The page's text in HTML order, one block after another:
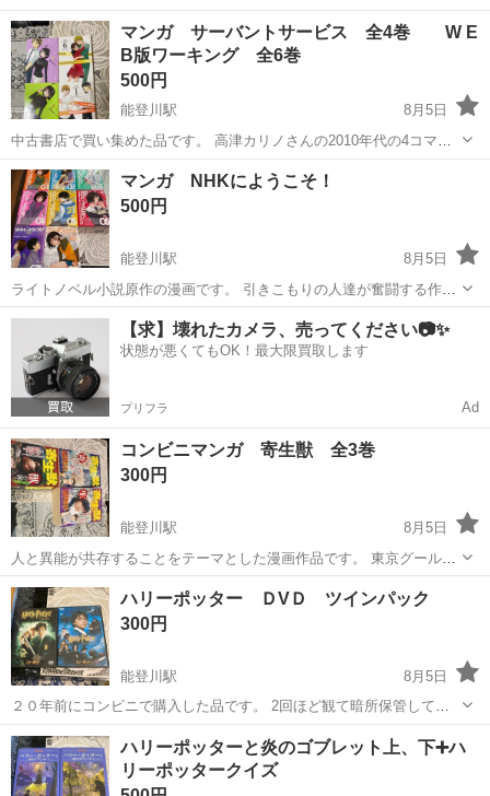
マンガ サーバントサービス 全4巻 W E
B版ワーキング 全6巻
500円
能登川駅
8月5日
中古書店で買い集めた品です。 高津カリノさんの2010年代の4コマ漫
画です。
滋賀 東近江市 能登川駅 マンガ、コミック、アニメ
マンガ NHKにようこそ！
500円
能登川駅
8月5日
ライトノベル小説原作の漫画です。 引きこもりの人達が奮闘する作品
です。 NHKは「日本引きこもり協会」の略称です。 涼宮ハルヒの憂鬱
が台頭するまではエヴァで有名な角川で売れていた作品です。 銀魂が
この作品のスタイルを...
滋賀 東近江市 能登川駅 マンガ、コミック、アニメ
マンガ
【求】壊れたカメラ、売ってください📷✨
状態が悪くてもOK！最大限買取します
プリフラ Ad
コンビニマンガ 寄生獣 全3巻
300円
能登川駅
8月5日
人と異能が共存することをテーマとした漫画作品です。 東京グールが
似た作品です。
滋賀 東近江市 能登川駅 マンガ、コミック、アニメ
寄生獣
ハリーポッター ＤVＤ ツインパック
300円
能登川駅
8月5日
２０年前にコンビニで購入した品です。 2回ほど観て暗所保管してま
した。 箱は多少傷んでますが、ＤVＤディスクの状態はいいです。
滋賀 東近江市 能登川駅 DVD/ブルーレイ
ハリーポッター
ハリーポッターと炎のゴブレット上、下➕ハ
リーポッタークイズ